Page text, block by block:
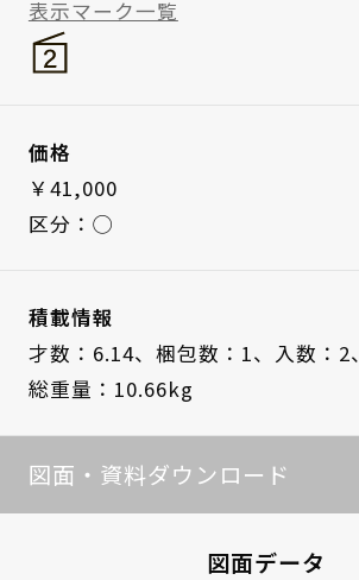
表示マーク一覧
価格
￥41,000
区分：◯
積載情報
才数：6.14、 梱包数：1、 入数：2、
総重量：10.66kg
図面・資料ダウンロード
図面データ